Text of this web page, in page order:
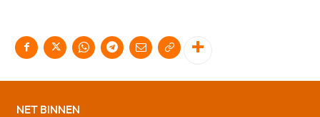
NET BINNEN